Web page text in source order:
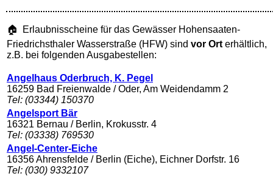
🏠 Erlaubnisscheine für das Gewässer Hohensaaten-
Friedrichsthaler Wasserstraße (HFW) sind vor Ort erhältlich,
z.B. bei folgenden Ausgabestellen:
Angelhaus Oderbruch, K. Pegel
16259 Bad Freienwalde / Oder, Am Weidendamm 2
Tel: (03344) 150370
Angelsport Bär
16321 Bernau / Berlin, Krokusstr. 4
Tel: (03338) 769530
Angel-Center-Eiche
16356 Ahrensfelde / Berlin (Eiche), Eichner Dorfstr. 16
Tel: (030) 9332107